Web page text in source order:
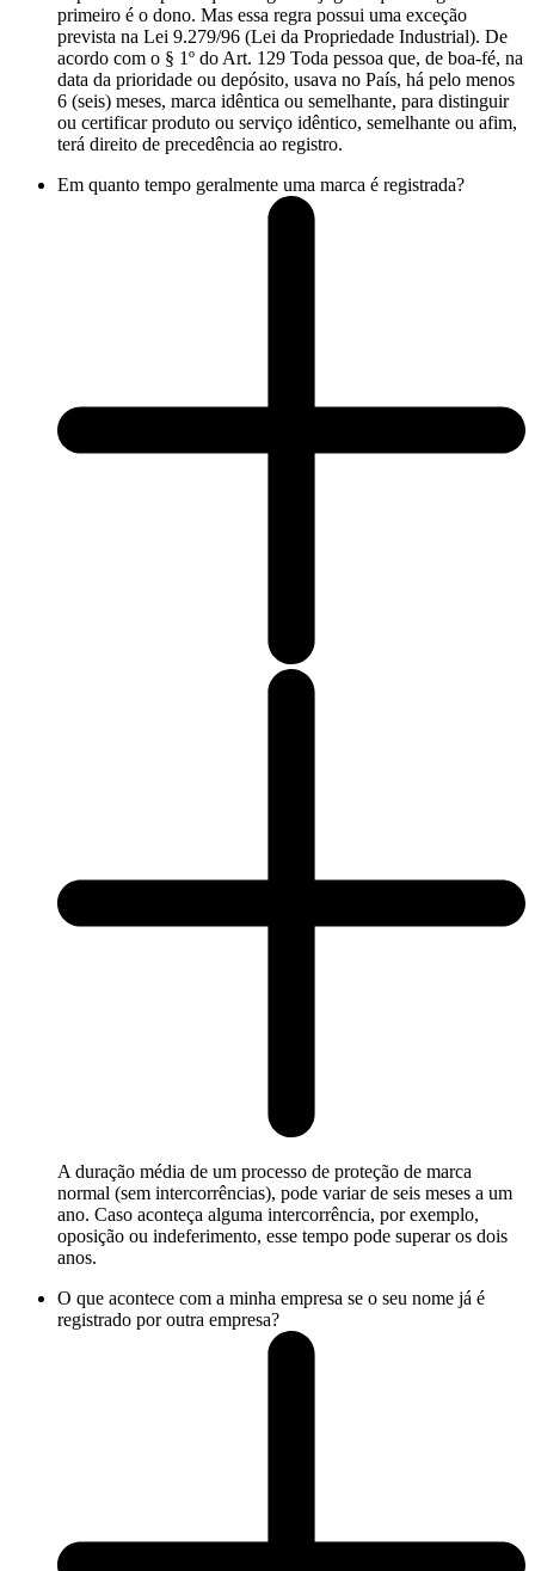
primeiro é o dono. Mas essa regra possui uma exceção
prevista na Lei 9.279/96 (Lei da Propriedade Industrial). De
acordo com o § 1º do Art. 129 Toda pessoa que, de boa-fé, na
data da prioridade ou depósito, usava no País, há pelo menos
6 (seis) meses, marca idêntica ou semelhante, para distinguir
ou certificar produto ou serviço idêntico, semelhante ou afim,
terá direito de precedência ao registro.
Em quanto tempo geralmente uma marca é registrada?
A duração média de um processo de proteção de marca
normal (sem intercorrências), pode variar de seis meses a um
ano. Caso aconteça alguma intercorrência, por exemplo,
oposição ou indeferimento, esse tempo pode superar os dois
anos.
O que acontece com a minha empresa se o seu nome já é
registrado por outra empresa?